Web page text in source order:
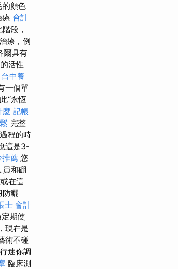
的顏色
療 會計
段，
療，例
爾具有
活性
台中養
一個單
“永恆
麼 記帳
完整
程的時
這是3-
推薦 您
員和硼
在這
防曬
士 會計
期使
現在是
術不碰
迷你調
臨床測